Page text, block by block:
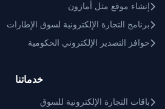
إنشاء موقع مثل أمازون
برنامج التجارة الإلكترونية لسوق الإطارات
حوافز التصدير الإلكتروني الحكومية
خدماتنا
باقات التجارة الإلكترونية للسوق